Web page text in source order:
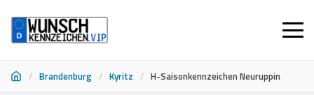
/ Brandenburg / Kyritz / H-Saisonkennzeichen Neuruppin